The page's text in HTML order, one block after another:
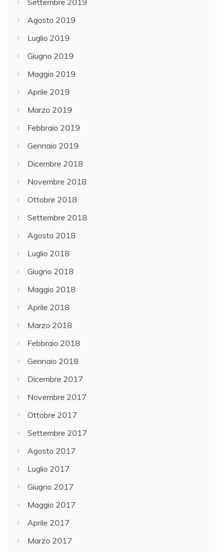
Settembre 2019
Agosto 2019
Luglio 2019
Giugno 2019
Maggio 2019
Aprile 2019
Marzo 2019
Febbraio 2019
Gennaio 2019
Dicembre 2018
Novembre 2018
Ottobre 2018
Settembre 2018
Agosto 2018
Luglio 2018
Giugno 2018
Maggio 2018
Aprile 2018
Marzo 2018
Febbraio 2018
Gennaio 2018
Dicembre 2017
Novembre 2017
Ottobre 2017
Settembre 2017
Agosto 2017
Luglio 2017
Giugno 2017
Maggio 2017
Aprile 2017
Marzo 2017